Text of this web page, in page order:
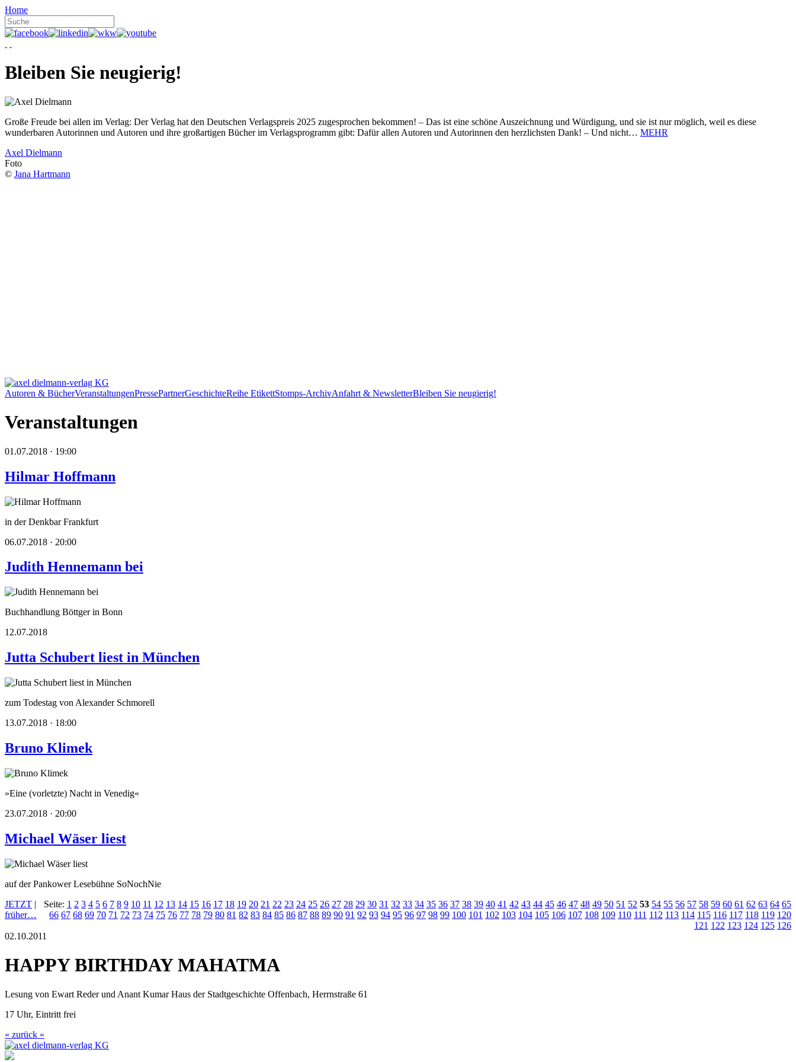
Home
Bleiben Sie neugierig!
Große Freude bei allen im Verlag: Der Verlag hat den Deutschen Verlagspreis 2025 zugesprochen bekommen! – Das ist eine schöne Auszeichnung und Würdigung, und sie ist nur möglich, weil es diese
wunderbaren Autorinnen und Autoren und ihre großartigen Bücher im Verlagsprogramm gibt: Dafür allen Autoren und Autorinnen den herzlichsten Dank! – Und nicht… MEHR
Axel Dielmann
Foto
© Jana Hartmann
Autoren & BücherVeranstaltungenPressePartnerGeschichteReihe EtikettStomps-ArchivAnfahrt & NewsletterBleiben Sie neugierig!
Veranstaltungen
01.07.2018 · 19:00
Hilmar Hoffmann
in der Denkbar Frankfurt
06.07.2018 · 20:00
Judith Hennemann bei
Buchhandlung Böttger in Bonn
12.07.2018
Jutta Schubert liest in München
zum Todestag von Alexander Schmorell
13.07.2018 · 18:00
Bruno Klimek
»Eine (vorletzte) Nacht in Venedig«
23.07.2018 · 20:00
Michael Wäser liest
auf der Pankower Lesebühne SoNochNie
JETZT |
früher…
Seite: 1 2 3 4 5 6 7 8 9 10 11 12 13 14 15 16 17 18 19 20 21 22 23 24 25 26 27 28 29 30 31 32 33 34 35 36 37 38 39 40 41 42 43 44 45 46 47 48 49 50 51 52 53 54 55 56 57 58 59 60 61 62 63 64 65
66 67 68 69 70 71 72 73 74 75 76 77 78 79 80 81 82 83 84 85 86 87 88 89 90 91 92 93 94 95 96 97 98 99 100 101 102 103 104 105 106 107 108 109 110 111 112 113 114 115 116 117 118 119 120
121 122 123 124 125 126
02.10.2011
HAPPY BIRTHDAY MAHATMA
Lesung von Ewart Reder und Anant Kumar Haus der Stadtgeschichte Offenbach, Herrnstraße 61
17 Uhr, Eintritt frei
« zurück «